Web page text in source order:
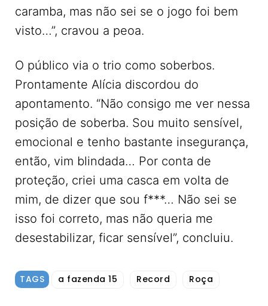
caramba, mas não sei se o jogo foi bem
visto…”, cravou a peoa.
O público via o trio como soberbos.
Prontamente Alícia discordou do
apontamento. “Não consigo me ver nessa
posição de soberba. Sou muito sensível,
emocional e tenho bastante insegurança,
então, vim blindada… Por conta de
proteção, criei uma casca em volta de
mim, de dizer que sou f***… Não sei se
isso foi correto, mas não queria me
desestabilizar, ficar sensível”, concluiu.
TAGS a fazenda 15 Record Roça